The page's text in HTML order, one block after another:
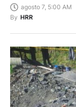
agosto 7, 5:00 AM
By HRR